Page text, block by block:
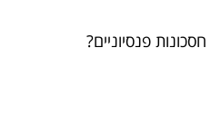
פנסיוניים?